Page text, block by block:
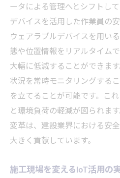
ータによる管理へとシフトし
デバイスを活用した作業員の
ウェアラブルデバイスを用い
態や位置情報をリアルタイム
大幅に低減することができま
状況を常時モニタリングする
を立てることが可能です。こ
と環境負荷の軽減が図られま
変革は、建設業界における安
大きく貢献しています。
施工現場を変えるIoT活用の